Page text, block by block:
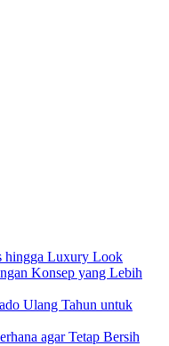
hingga Luxury Look
Konsep yang Lebih
Ulang Tahun untuk
agar Tetap Bersih